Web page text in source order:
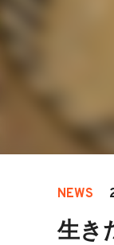
NEWS
生き